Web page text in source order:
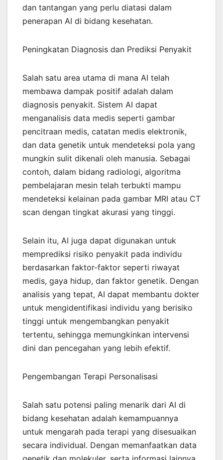
dan tantangan yang perlu diatasi dalam
penerapan AI di bidang kesehatan.
Peningkatan Diagnosis dan Prediksi Penyakit
Salah satu area utama di mana AI telah
membawa dampak positif adalah dalam
diagnosis penyakit. Sistem AI dapat
menganalisis data medis seperti gambar
pencitraan medis, catatan medis elektronik,
dan data genetik untuk mendeteksi pola yang
mungkin sulit dikenali oleh manusia. Sebagai
contoh, dalam bidang radiologi, algoritma
pembelajaran mesin telah terbukti mampu
mendeteksi kelainan pada gambar MRI atau CT
scan dengan tingkat akurasi yang tinggi.
Selain itu, AI juga dapat digunakan untuk
memprediksi risiko penyakit pada individu
berdasarkan faktor-faktor seperti riwayat
medis, gaya hidup, dan faktor genetik. Dengan
analisis yang tepat, AI dapat membantu dokter
untuk mengidentifikasi individu yang berisiko
tinggi untuk mengembangkan penyakit
tertentu, sehingga memungkinkan intervensi
dini dan pencegahan yang lebih efektif.
Pengembangan Terapi Personalisasi
Salah satu potensi paling menarik dari AI di
bidang kesehatan adalah kemampuannya
untuk mengarah pada terapi yang disesuaikan
secara individual. Dengan memanfaatkan data